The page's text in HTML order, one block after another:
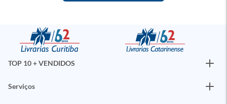
TOP 10 + VENDIDOS
Serviços